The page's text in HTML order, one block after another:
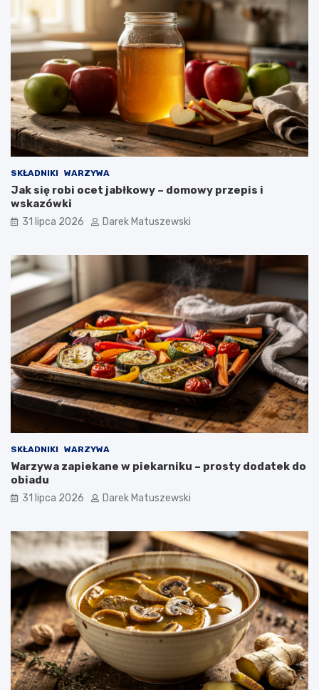
SKŁADNIKI WARZYWA
Jak się robi ocet jabłkowy – domowy przepis i
wskazówki
31 lipca 2026 Darek Matuszewski
SKŁADNIKI WARZYWA
Warzywa zapiekane w piekarniku – prosty dodatek do
obiadu
31 lipca 2026 Darek Matuszewski